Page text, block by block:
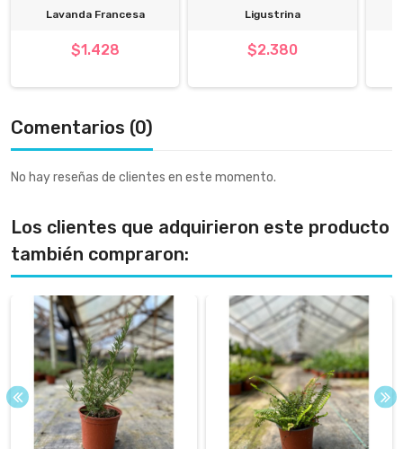
Lavanda Francesa
$1.428
Ligustrina
$2.380
Comentarios (0)
No hay reseñas de clientes en este momento.
Los clientes que adquirieron este producto
también compraron: